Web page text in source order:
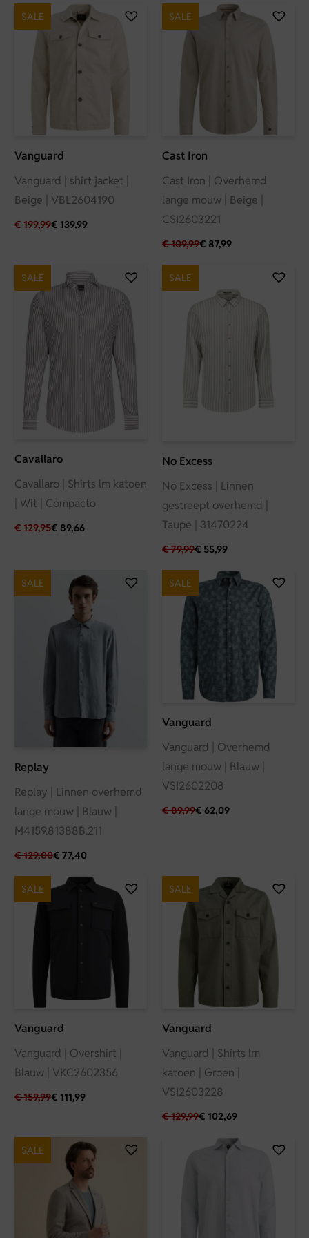
Vanguard
SALE
Vanguard | shirt jacket |
Beige | VBL2604190
€199,99€ 139,99
Cast Iron
SALE
Cast Iron | Overhemd
lange mouw | Beige |
CSI2603221
€109,99€ 87,99
Cavallaro
SALE
Cavallaro | Shirts lm katoen
| Wit | Compacto
€129,95€ 89,66
No Excess
SALE
No Excess | Linnen
gestreept overhemd |
Taupe | 31470224
€79,99€ 55,99
Replay
SALE
Replay | Linnen overhemd
lange mouw | Blauw |
M4159.81388B.211
€129,00€ 77,40
Vanguard
SALE
Vanguard | Overhemd
lange mouw | Blauw |
VSI2602208
€89,99€ 62,09
Vanguard
SALE
Vanguard | Overshirt |
Blauw | VKC2602356
€159,99€ 111,99
Vanguard
SALE
Vanguard | Shirts lm
katoen | Groen |
VSI2603228
€129,99€ 102,69
SALE